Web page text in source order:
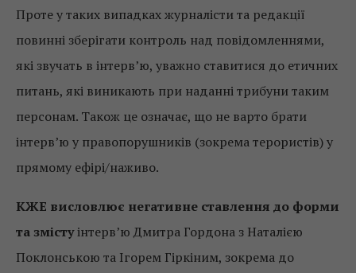
Проте у таких випадках журналісти та редакції
повинні зберігати контроль над повідомленнями,
які звучать в інтерв’ю, уважно ставитися до етичних
питань, які виникають при наданні трибуни таким
персонам. Також це означає, що не варто брати
інтерв’ю у правопорушників (зокрема терористів) у
прямому ефірі/наживо.
КЖЕ висловлює негативне ставлення до форми
та змістуінтерв’ю Дмитра Гордона з Наталією
Поклонською та Ігорем Гіркіним, зокрема до